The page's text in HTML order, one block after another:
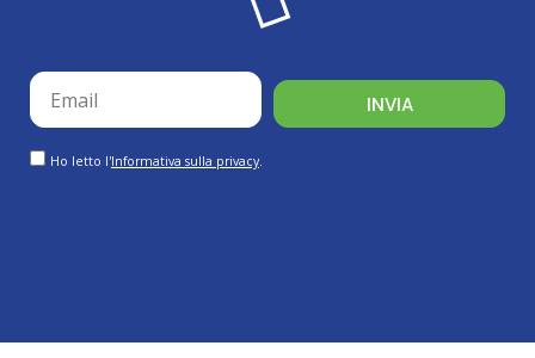
email
GDPRHo letto l'Informativa sulla privacy.
INVIA